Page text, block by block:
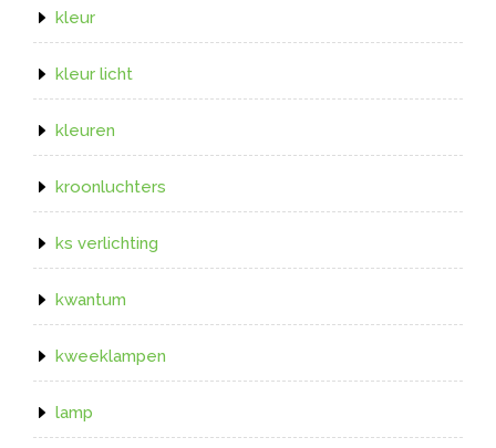
kleur
kleur licht
kleuren
kroonluchters
ks verlichting
kwantum
kweeklampen
lamp